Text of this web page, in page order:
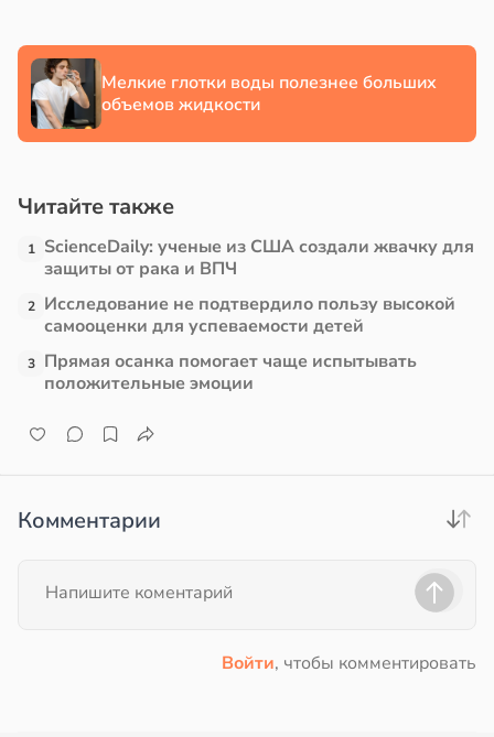
в13:52
Мелкие глотки воды полезнее больших
объемов жидкости
Читайте также
1 ScienceDaily: ученые из США создали жвачку для
защиты от рака и ВПЧ
2 Исследование не подтвердило пользу высокой
самооценки для успеваемости детей
3 Прямая осанка помогает чаще испытывать
положительные эмоции
Комментарии
Войти, чтобы комментировать
16:23